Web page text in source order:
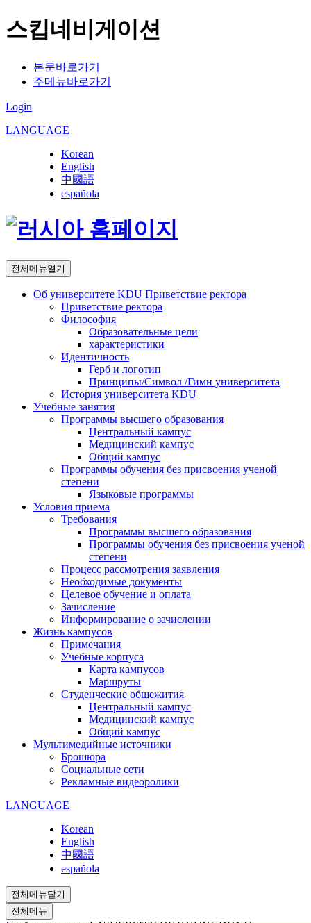
스킵네비게이션
본문바로가기
주메뉴바로가기
Login
LANGUAGE
Korean
English
中國語
española
전체메뉴열기
Об университете KDU Приветствие ректора
Приветствие ректора
Философия
Образовательные цели
характеристики
Идентичность
Герб и логотип
Принципы/Символ /Гимн университета
История университета KDU
Учебные занятия
Программы высшего образования
Центральный кампус
Медицинский кампус
Общий кампус
Программы обучения без присвоения ученой
степени
Языковые программы
Условия приема
Требования
Программы высшего образования
Программы обучения без присвоения ученой
степени
Процесс рассмотрения заявления
Необходимые документы
Целевое обучение и оплата
Зачисление
Информирование о зачислении
Жизнь кампусов
Примечания
Учебные корпуса
Карта кампусов
Маршруты
Студенческие общежития
Центральный кампус
Медицинский кампус
Общий кампус
Мультимедийные источники
Брошюра
Социальные сети
Рекламные видеоролики
LANGUAGE
Korean
English
中國語
española
전체메뉴닫기
전체메뉴